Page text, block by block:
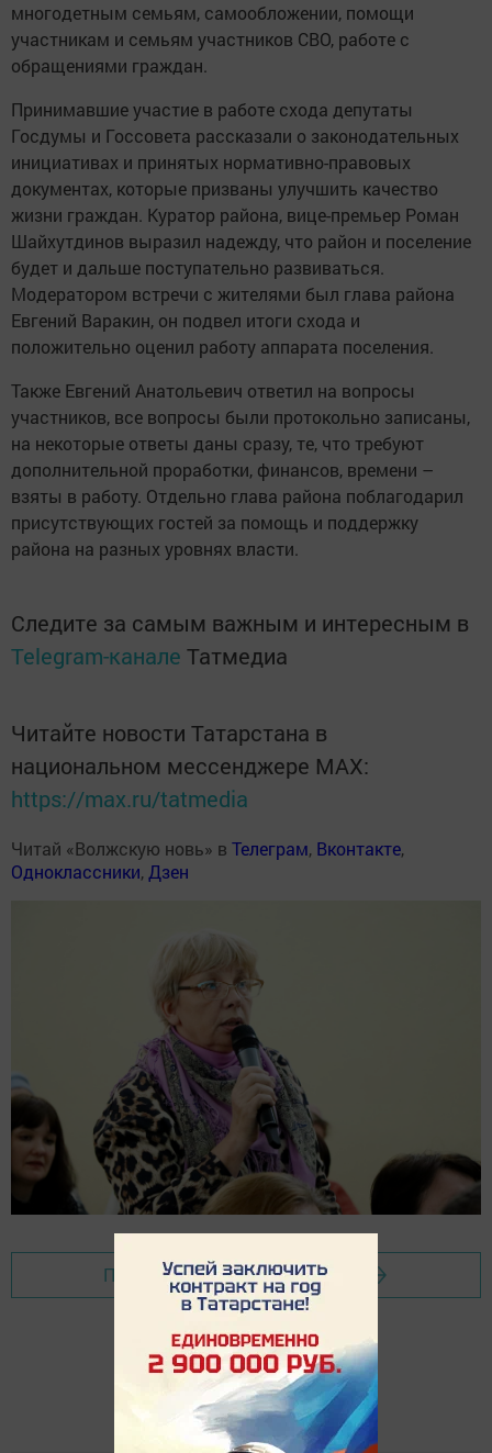
многодетным семьям, самообложении, помощи
участникам и семьям участников СВО, работе с
обращениями граждан.
Принимавшие участие в работе схода депутаты
Госдумы и Госсовета рассказали о законодательных
инициативах и принятых нормативно-правовых
документах, которые призваны улучшить качество
жизни граждан. Куратор района, вице-премьер Роман
Шайхутдинов выразил надежду, что район и поселение
будет и дальше поступательно развиваться.
Модератором встречи с жителями был глава района
Евгений Варакин, он подвел итоги схода и
положительно оценил работу аппарата поселения.
Также Евгений Анатольевич ответил на вопросы
участников, все вопросы были протокольно записаны,
на некоторые ответы даны сразу, те, что требуют
дополнительной проработки, финансов, времени –
взяты в работу. Отдельно глава района поблагодарил
присутствующих гостей за помощь и поддержку
района на разных уровнях власти.
Следите за самым важным и интересным в
Telegram-канале Татмедиа
Читайте новости Татарстана в
национальном мессенджере MАХ:
https://max.ru/tatmedia
Читай «Волжскую новь» в Телеграм, Вконтакте,
Одноклассники,Дзен
Перейти на страницу новости